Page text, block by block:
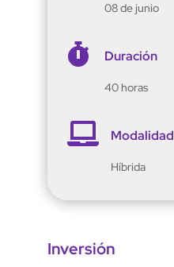
08 de junio
 Duración
40 horas
 Modalidad
Híbrida
Inversión